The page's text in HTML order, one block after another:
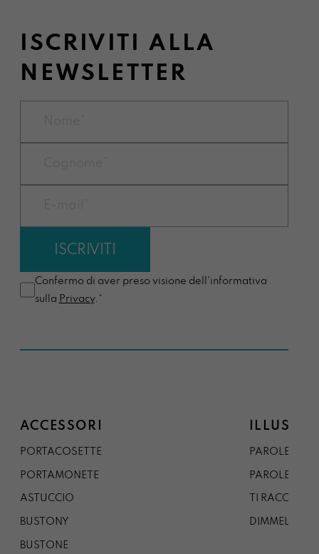
ISCRIVITI ALLA
NEWSLETTER
Confermo di aver preso visione dell'informativa
sulla Privacy.*
ACCESSORI
PORTACOSETTE
PORTAMONETE
ASTUCCIO
BUSTONY
BUSTONE
PAROLE DAL
PAROLE DA
TI
DIMMELO